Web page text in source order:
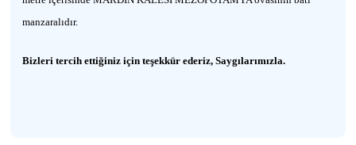
manzaralıdır.
Bizleri tercih ettiğiniz için teşekkür ederiz, Saygılarımızla.